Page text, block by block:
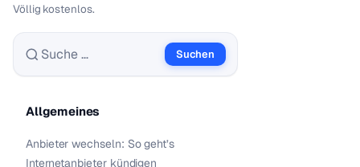
Völlig kostenlos.
Suche nach:
Suchen
Allgemeines
Anbieter wechseln: So geht’s
Internetanbieter kündigen